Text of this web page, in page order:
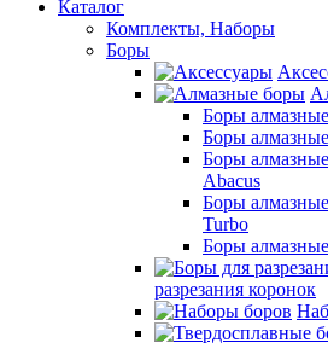
Каталог
Комплекты, Наборы
Боры
Боры
Боры
Боры
Abacus
Боры
Turbo
Боры
разрезания коронок